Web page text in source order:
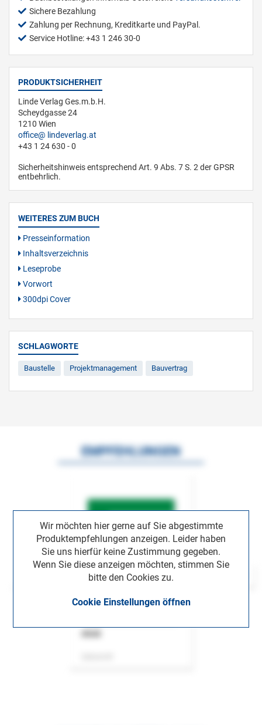
Sichere Bezahlung
Zahlung per Rechnung, Kreditkarte und PayPal.
Service Hotline: +43 1 246 30-0
PRODUKTSICHERHEIT
Linde Verlag Ges.m.b.H.
Scheydgasse 24
1210 Wien
office
lindeverlag.at
+43 1 24 630 - 0
Sicherheitshinweis entsprechend Art. 9 Abs. 7 S. 2 der GPSR
entbehrlich.
WEITERES ZUM BUCH
Presseinformation
Inhaltsverzeichnis
Leseprobe
Vorwort
300dpi Cover
SCHLAGWORTE
Baustelle Projektmanagement Bauvertrag
Wir möchten hier gerne auf Sie abgestimmte
Produktempfehlungen anzeigen. Leider haben
Sie uns hierfür keine Zustimmung gegeben.
Wenn Sie diese anzeigen möchten, stimmen Sie
bitte den Cookies zu.
Cookie Einstellungen öffnen
EMPFEHLUNGEN